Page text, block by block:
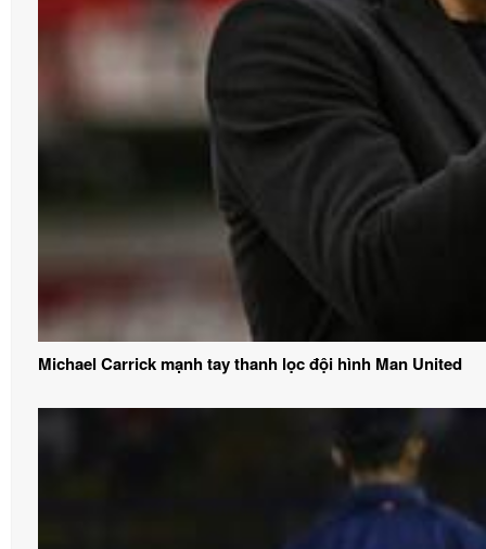
Michael Carrick mạnh tay thanh lọc đội hình Man United